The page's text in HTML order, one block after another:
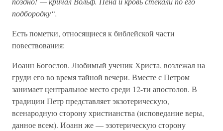
подбородку“.
Есть пометки, относящиеся к библейской части
повествования:
Иоанн Богослов. Любимый ученик Христа, возлежал на
груди его во время тайной вечери. Вместе с Петром
занимает центральное место среди 12-ти апостолов. В
традиции Петр представляет экзотерическую,
всенародную сторону христианства (исповедание веры,
данное всем). Иоанн же — эзотерическую сторону